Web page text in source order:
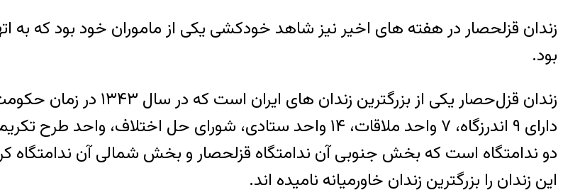
زندان قزلحصار در هفته های اخیر نیز شاهد خودکشی یکی از ماموران خود بود که به
بود.
زندان قزل‌حصار یکی از
دارای ۹ اندرزگاه، ۷ واحد ملاقات، ۱۴ واحد ستادی، شورای حل
دو ندامتگاه است که بخش جنوبی آن ندامتگاه قزلحصار و بخش شمالی آن ندامتگاه
این زندان را بزرگترین زندان خاورمیانه نامیده اند.